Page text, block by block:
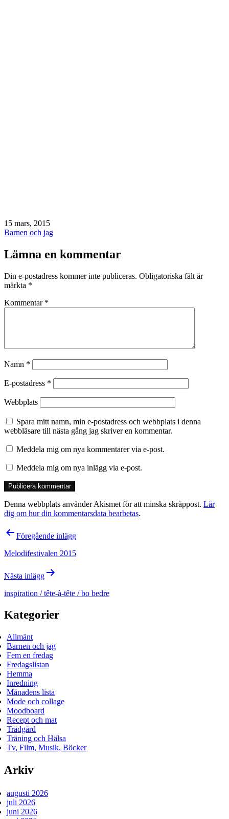
Publicerat
den
15 mars, 2015
Kategoriserat
Barnen och jag
Lämna en kommentar
Din e-postadress kommer inte publiceras. Obligatoriska fält är
märkta *
Kommentar *
Namn *
E-postadress *
Webbplats
Spara mitt namn, min e-postadress och webbplats i denna
webbläsare till nästa gång jag skriver en kommentar.
Meddela mig om nya kommentarer via e-post.
Meddela mig om nya inlägg via e-post.
Denna webbplats använder Akismet för att minska skräppost. Lär
dig om hur din kommentarsdata bearbetas.
Inläggsnavigering
Föregående inlägg
Melodifestivalen 2015
Nästa inlägg
inspiration / tête-à-tête / bo bedre
Kategorier
Allmänt
Barnen och jag
Fem en fredag
Fredagslistan
Hemma
Inredning
Månadens lista
Mode och collage
Moodboard
Recept och mat
Trädgård
Träning och Hälsa
Tv, Film, Musik, Böcker
Arkiv
augusti 2026
juli 2026
juni 2026